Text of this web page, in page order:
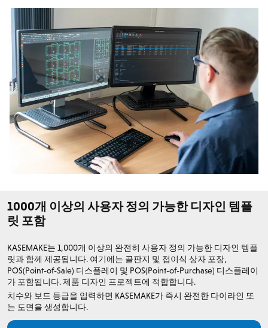
1000개 이상의 사용자 정의 가능한 디자인 템플
릿 포함
KASEMAKE는 1,000개 이상의 완전히 사용자 정의 가능한 디자인 템플
릿과 함께 제공됩니다. 여기에는 골판지 및 접이식 상자 포장,
POS(Point-of-Sale) 디스플레이 및 POS(Point-of-Purchase) 디스플레이
가 포함됩니다. 제품 디자인 프로젝트에 적합합니다.
치수와 보드 등급을 입력하면 KASEMAKE가 즉시 완전한 다이라인 또
는 도면을 생성합니다.